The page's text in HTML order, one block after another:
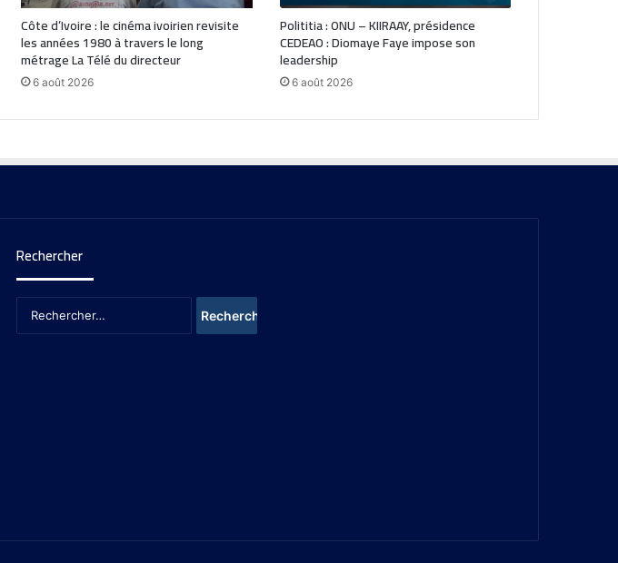
Côte d’Ivoire : le cinéma ivoirien revisite
les années 1980 à travers le long
métrage La Télé du directeur
6 août 2026
Polititia : ONU – KIIRAAY, présidence
CEDEAO : Diomaye Faye impose son
leadership
6 août 2026
Rechercher